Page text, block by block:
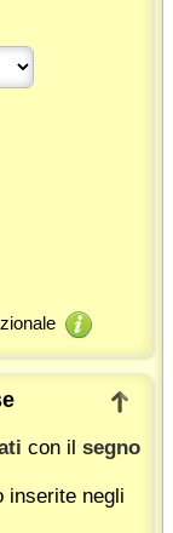
con il segno
inserite negli